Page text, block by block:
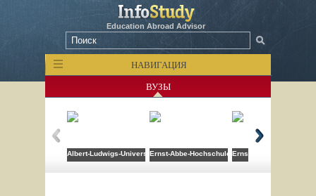
Education Abroad Advisor
НАВИГАЦИЯ
ВУЗЫ
Albert-Ludwigs-Universitat FreiburgErnst-Abbe-Hochschule Jena (EAH Jena)
Ernst-Moritz-Arndt Uni